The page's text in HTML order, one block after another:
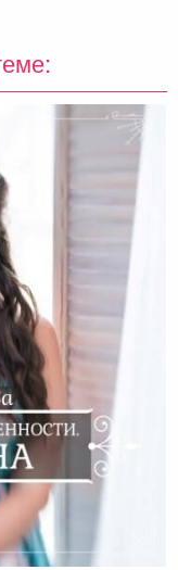
Женщина.